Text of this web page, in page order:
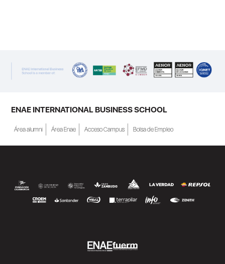
ENAE INTERNATIONAL BUSINESS SCHOOL
Área alumni Área Enae Acceso Campus Bolsa de Empleo